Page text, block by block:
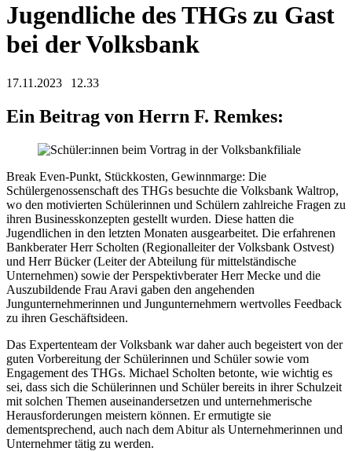
Jugendliche des THGs zu Gast
bei der Volksbank
17.11.2023 12.33
Ein Beitrag von Herrn F. Remkes:
Break Even-Punkt, Stückkosten, Gewinnmarge: Die
Schülergenossenschaft des THGs besuchte die Volksbank Waltrop,
wo den motivierten Schülerinnen und Schülern zahlreiche Fragen zu
ihren Businesskonzepten gestellt wurden. Diese hatten die
Jugendlichen in den letzten Monaten ausgearbeitet. Die erfahrenen
Bankberater Herr Scholten (Regionalleiter der Volksbank Ostvest)
und Herr Bücker (Leiter der Abteilung für mittelständische
Unternehmen) sowie der Perspektivberater Herr Mecke und die
Auszubildende Frau Aravi gaben den angehenden
Jungunternehmerinnen und Jungunternehmern wertvolles Feedback
zu ihren Geschäftsideen.
Das Expertenteam der Volksbank war daher auch begeistert von der
guten Vorbereitung der Schülerinnen und Schüler sowie vom
Engagement des THGs. Michael Scholten betonte, wie wichtig es
sei, dass sich die Schülerinnen und Schüler bereits in ihrer Schulzeit
mit solchen Themen auseinandersetzen und unternehmerische
Herausforderungen meistern können. Er ermutigte sie
dementsprechend, auch nach dem Abitur als Unternehmerinnen und
Unternehmer tätig zu werden.